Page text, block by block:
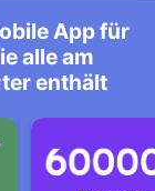
App für
alle am
enthält